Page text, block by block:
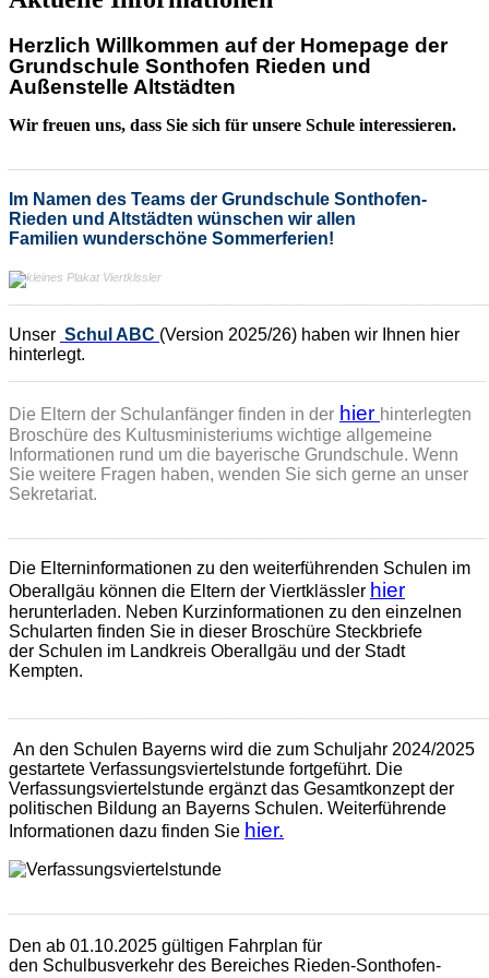
Herzlich Willkommen auf der Homepage der
Grundschule Sonthofen Rieden und
Außenstelle Altstädten
Wir freuen uns, dass Sie sich für unsere Schule interessieren.
Im Namen des Teams der Grundschule Sonthofen-
Rieden und Altstädten wünschen wir allen
Familien wunderschöne Sommerferien!
Unser Schul ABC (Version 2025/26) haben wir Ihnen hier
hinterlegt.
Die Eltern der Schulanfänger finden in der hier hinterlegten
Broschüre des Kultusministeriums wichtige allgemeine
Informationen rund um die bayerische Grundschule. Wenn
Sie weitere Fragen haben, wenden Sie sich gerne an unser
Sekretariat.
Die Elterninformationen zu den weiterführenden Schulen im
Oberallgäu können die Eltern der Viertklässler hier
herunterladen. Neben Kurzinformationen zu den einzelnen
Schularten finden Sie in dieser Broschüre Steckbriefe
der Schulen im Landkreis Oberallgäu und der Stadt
Kempten.
An den Schulen Bayerns wird die zum Schuljahr 2024/2025
gestartete Verfassungsviertelstunde fortgeführt. Die
Verfassungsviertelstunde ergänzt das Gesamtkonzept der
politischen Bildung an Bayerns Schulen. Weiterführende
Informationen dazu finden Sie hier.
Den ab 01.10.2025 gültigen Fahrplan für
den Schulbusverkehr des Bereiches Rieden-Sonthofen-